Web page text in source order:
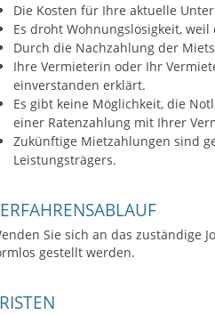
Die Kosten für Ihre aktuelle
Es droht Wohnungslosigkeit,
Durch die Nachzahlung der
Ihre Vermieterin oder Ihr
einverstanden erklärt.
Es gibt keine Möglichkeit, die
einer Ratenzahlung mit Ihrer
Zukünftige Mietzahlungen sind
Leistungsträgers.
Sie sich an das zuständige
gestellt werden.